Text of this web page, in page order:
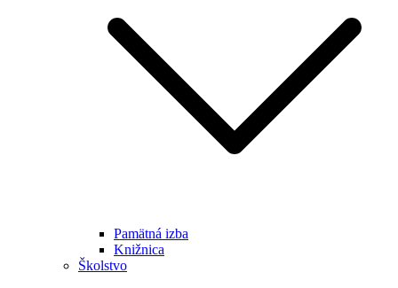
Pamätná izba
Knižnica
Školstvo